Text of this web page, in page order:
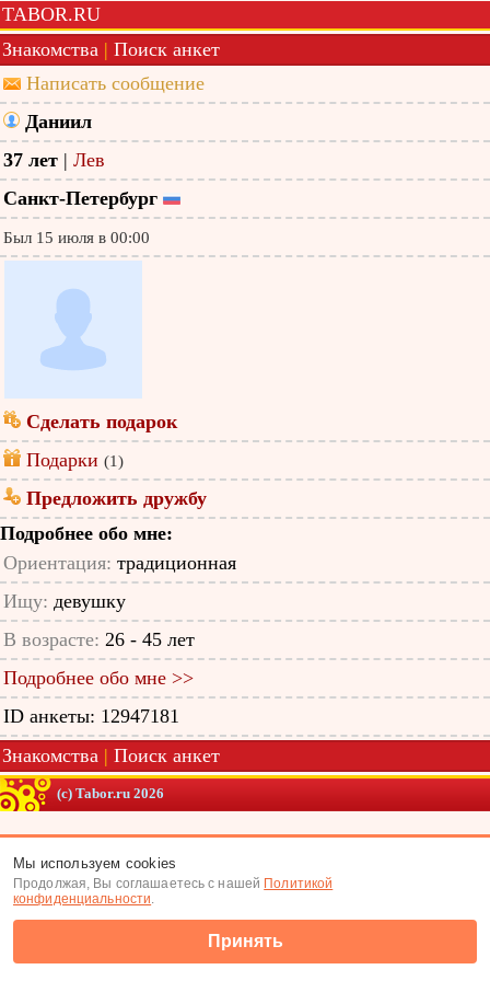
TABOR.RU
Знакомства | Поиск анкет
Написать сообщение
Даниил
37 лет | Лев
Санкт-Петербург
Был 15 июля в 00:00
Сделать подарок
Подарки (1)
Предложить дружбу
Подробнее обо мне:
Ориентация: традиционная
Ищу: девушку
В возрасте: 26 - 45 лет
Подробнее обо мне >>
ID анкеты: 12947181
Знакомства | Поиск анкет
(c) Tabor.ru 2026
Мы используем cookies
Продолжая, Вы соглашаетесь с нашей Политикой
конфиденциальности.
Принять